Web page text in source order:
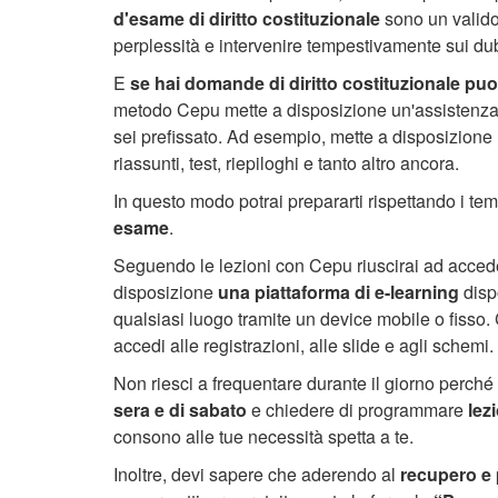
d'esame di diritto costituzionalesono un
perplessità e intervenire tempestivamente sui
E se hai domande di diritto costituzionale
metodo Cepu mette a disposizione
sei prefissato. Ad esempio, mette a disposizione
riassunti, test, riepiloghi e tanto altro ancora.
In questo modo potrai prepararti rispettando i
esame.
Seguendo le lezioni con Cepu riuscirai ad
disposizione una piattaforma di e-learning
qualsiasi luogo tramite un device mobile o
accedi alle registrazioni, alle slide e agli schemi.
Non riesci a frequentare durante il giorno
sera e di sabato e chiedere di programmare
consono alle tue necessità spetta a te.
Inoltre, devi sapere che aderendo al recupero